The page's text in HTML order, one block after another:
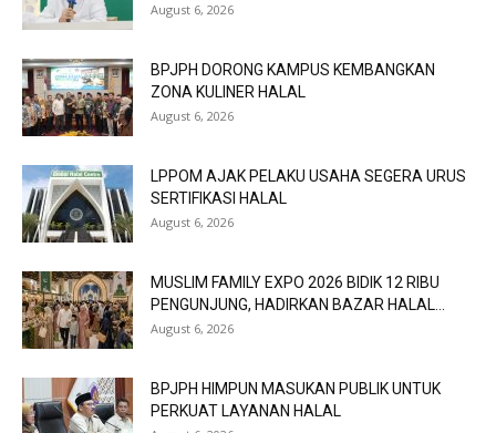
August 6, 2026
BPJPH DORONG KAMPUS KEMBANGKAN
ZONA KULINER HALAL
August 6, 2026
LPPOM AJAK PELAKU USAHA SEGERA URUS
SERTIFIKASI HALAL
August 6, 2026
MUSLIM FAMILY EXPO 2026 BIDIK 12 RIBU
PENGUNJUNG, HADIRKAN BAZAR HALAL...
August 6, 2026
BPJPH HIMPUN MASUKAN PUBLIK UNTUK
PERKUAT LAYANAN HALAL